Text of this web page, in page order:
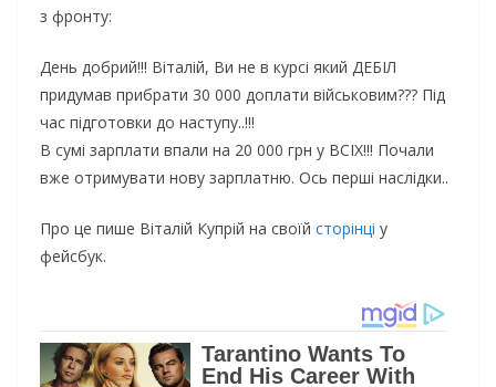
з фронту:
День добрий!!! Віталій, Ви не в курсі який ДЕБІЛ
придумав прибрати 30 000 доплати військовим??? Під
час підготовки до наступу..!!!
В сумі зарплати впали на 20 000 грн у ВСІХ!!! Почали
вже отримувати нову зарплатню. Ось перші наслідки..
Про це пише Віталій Купрій на своїй сторінці у
фейсбук.